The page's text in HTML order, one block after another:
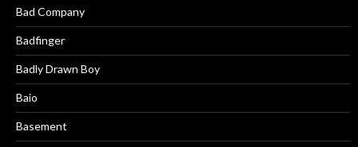
Bad Company
Badfinger
Badly Drawn Boy
Baio
Basement